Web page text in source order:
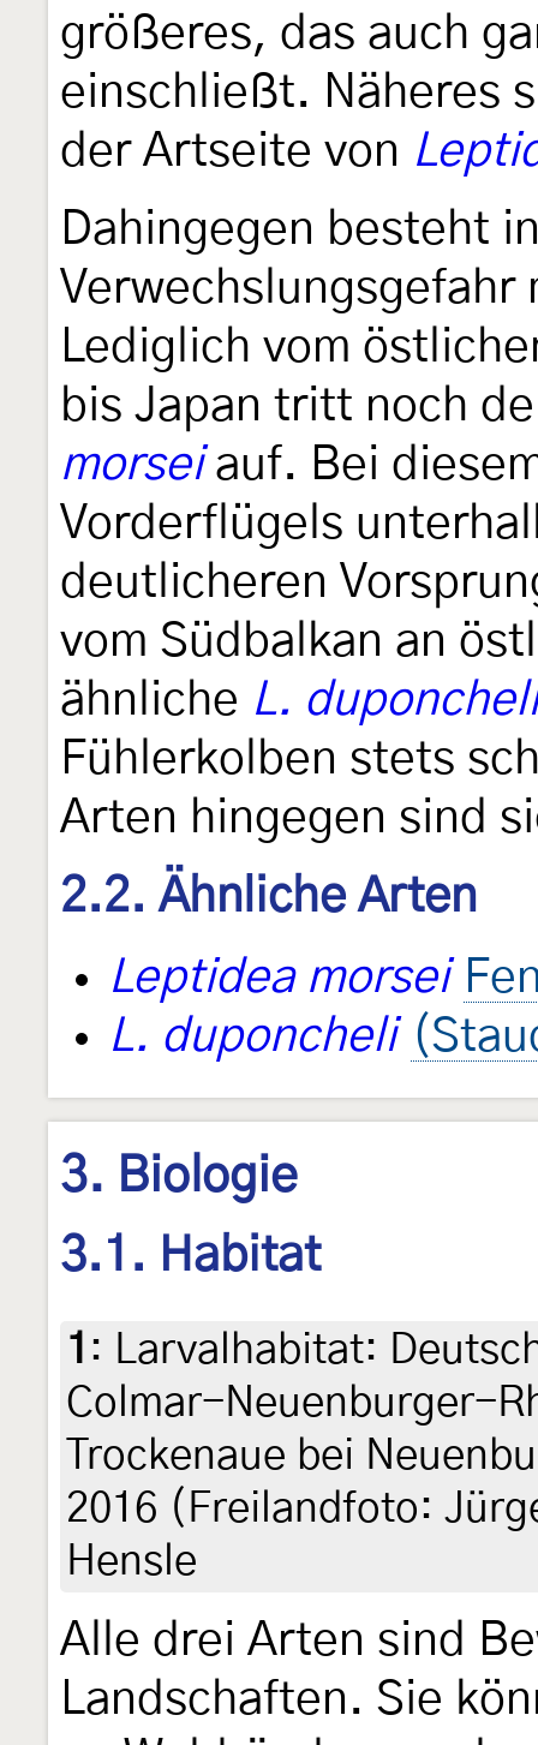
größeres, das auch
einschließt. Näheres
der Artseite von
Dahingegen besteht
Lediglich vom
bis Japan tritt noch
morseiauf. Bei
Vorderflügels
deutlicheren
vom Südbalkan an
ähnliche L. duponcheli
Fühlerkolben stets
Arten hingegen sind
2.2. Ähnliche Arten
Leptidea morsei
L. duponcheli
3. Biologie
3.1. Habitat
1 : Larvalhabitat:
Colmar-Neuenburger-
Trockenaue bei
2016 (Freilandfoto:
Hensle
Alle drei Arten sind
Landschaften. Sie